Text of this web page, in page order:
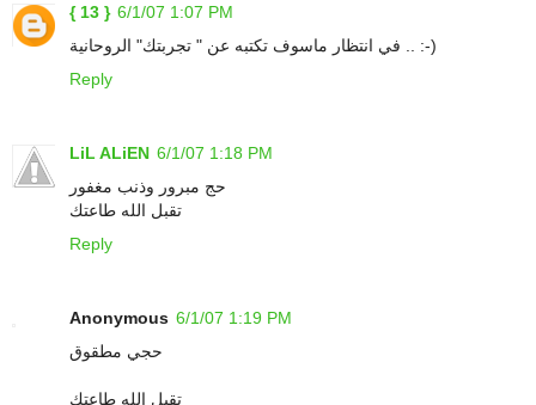
{ 13 } 6/1/07 1:07 PM
في انتظار ماسوف تكتبه عن " تجربتك" الروحانية .. :-)
Reply
LiL ALiEN 6/1/07 1:18 PM
حج مبرور وذنب مغفور
تقبل الله طاعتك
Reply
Anonymous 6/1/07 1:19 PM
حجي مطقوق
تقبل الله طاعتك